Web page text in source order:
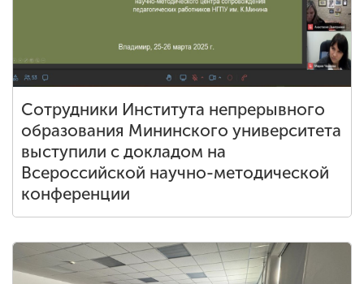
Сотрудники Института непрерывного
образования Мининского университета
выступили с докладом на
Всероссийской научно-методической
конференции